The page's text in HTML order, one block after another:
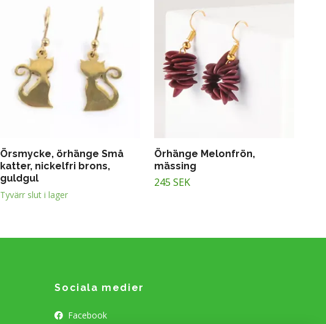
Örsmycke, örhänge Små
katter, nickelfri brons,
guldgul
Tyvärr slut i lager
Örhänge Melonfrön,
mässing
245 SEK
Sociala medier
Facebook